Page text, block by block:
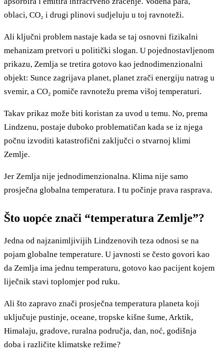
oblaci, CO₂ i drugi plinovi sudjeluju u toj ravnoteži.
Ali ključni problem nastaje kada se taj osnovni fizikalni
mehanizam pretvori u politički slogan. U pojednostavljenom
prikazu, Zemlja se tretira gotovo kao jednodimenzionalni
objekt: Sunce zagrijava planet, planet zrači energiju natrag u
svemir, a CO₂ pomiče ravnotežu prema višoj temperaturi.
Takav prikaz može biti koristan za uvod u temu. No, prema
Lindzenu, postaje duboko problematičan kada se iz njega
počnu izvoditi katastrofični zaključci o stvarnoj klimi
Zemlje.
Jer Zemlja nije jednodimenzionalna. Klima nije samo
prosječna globalna temperatura. I tu počinje prava rasprava.
Što uopće znači “temperatura Zemlje”?
Jedna od najzanimljivijih Lindzenovih teza odnosi se na
pojam globalne temperature. U javnosti se često govori kao
da Zemlja ima jednu temperaturu, gotovo kao pacijent kojem
liječnik stavi toplomjer pod ruku.
Ali što zapravo znači prosječna temperatura planeta koji
uključuje pustinje, oceane, tropske kišne šume, Arktik,
Himalaju, gradove, ruralna područja, dan, noć, godišnja
doba i različite klimatske režime?